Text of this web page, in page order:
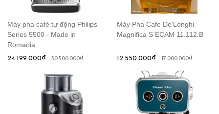
Máy pha café tự động Philips
Series 5500 - Made in
Romania
24.199.000₫ 30.500.000₫
Máy Pha Cafe De’Longhi
Magnifica S ECAM 11.112.B
12.550.000₫ 17.000.000₫